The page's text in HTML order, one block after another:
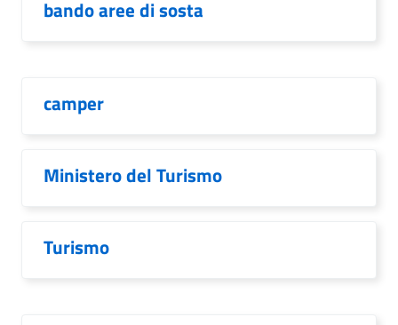
bando aree di sosta
camper
Ministero del Turismo
Turismo